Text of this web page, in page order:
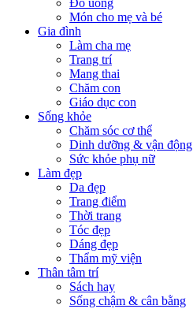
Đồ uống
Món cho mẹ và bé
Gia đình
Làm cha mẹ
Trang trí
Mang thai
Chăm con
Giáo dục con
Sống khỏe
Chăm sóc cơ thể
Dinh dưỡng & vận động
Sức khỏe phụ nữ
Làm đẹp
Da đẹp
Trang điểm
Thời trang
Tóc đẹp
Dáng đẹp
Thẩm mỹ viện
Thân tâm trí
Sách hay
Sống chậm & cân bằng